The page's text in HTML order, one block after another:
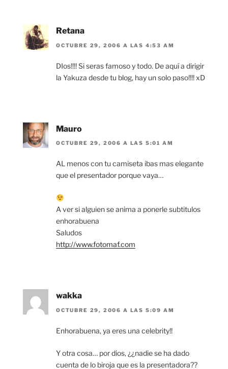
Retana
OCTUBRE 29, 2006 A LAS 4:53 AM
DIos!!!! Si seras famoso y todo. De aquí a dirigir
la Yakuza desde tu blog, hay un solo paso!!!! xD
Mauro
OCTUBRE 29, 2006 A LAS 5:01 AM
AL menos con tu camiseta ibas mas elegante
que el presentador porque vaya…
A ver si alguien se anima a ponerle subtitulos
enhorabuena
Saludos
http://www.fotomaf.com
wakka
OCTUBRE 29, 2006 A LAS 5:09 AM
Enhorabuena, ya eres una celebrity!!
Y otra cosa… por dios, ¿¿nadie se ha dado
cuenta de lo biroja que es la presentadora??